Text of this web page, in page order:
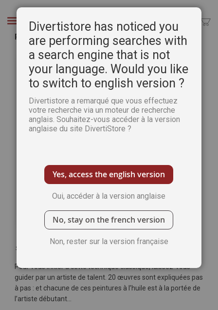
Chercher
Peinture à l'huile - Une initiation pas à pas
Passer
galerie
d’images
Soyez le premier à commenter ce produit
Pour vous initier à cette technique classique, laissez-vous
guider par un artiste de talent. 20 œuvres sont expliquées pas
à pas : et chacune de ces peintures à l’huile est à la portée de
l’artiste débutant…
Divertistore has noticed you
are performing searches with
a search engine that is not
your language. Would you like
to switch to english version ?
Divertistore a remarqué que vous effectuez
votre recherche via un moteur de recherche
anglais. Souhaitez-vous accéder à la version
anglaise du site DivertiStore ?
Yes, access the english version
Oui, accéder à la version anglaise
No, stay on the french version
Non, rester sur la version française